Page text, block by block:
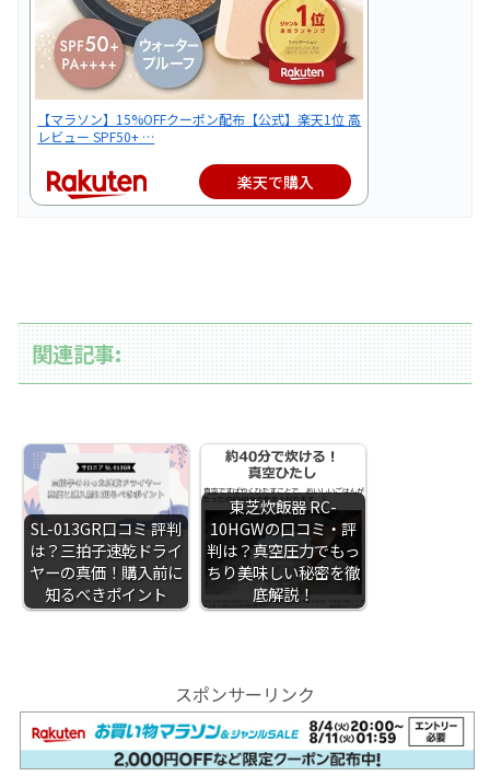
【マラソン】15%OFFクーポン配布【公式】楽天1位 高
レビュー SPF50+ …
楽天で購入
関連記事:
SL-013GR口コミ 評判
は？三拍子速乾ドライ
ヤーの真価！購入前に
知るべきポイント
東芝炊飯器 RC-
10HGWの口コミ・評
判は？真空圧力でもっ
ちり美味しい秘密を徹
底解説！
スポンサーリンク